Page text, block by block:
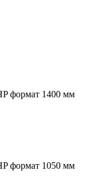
формат 1400 мм
формат 1050 мм